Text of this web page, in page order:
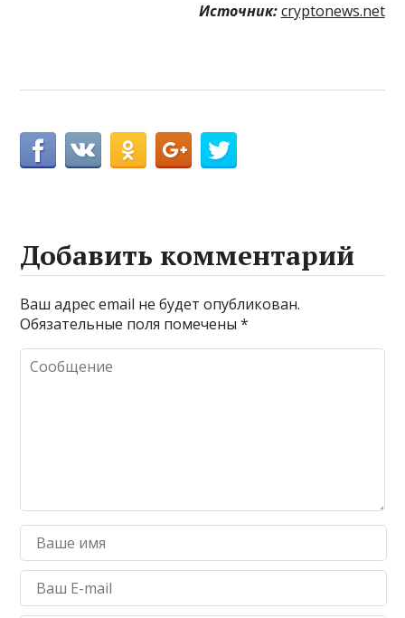
Источник: cryptonews.net
Добавить комментарий
Ваш адрес email не будет опубликован.
Обязательные поля помечены*